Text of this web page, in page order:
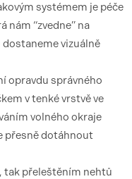
systémem je péče
nám “zvedne” na
vizuálně
opravdu správného
v tenké vrstvě ve
volného okraje
přesně dotáhnout
tak přeleštěním nehtů